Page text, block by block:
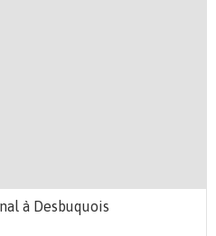
à Desbuquois